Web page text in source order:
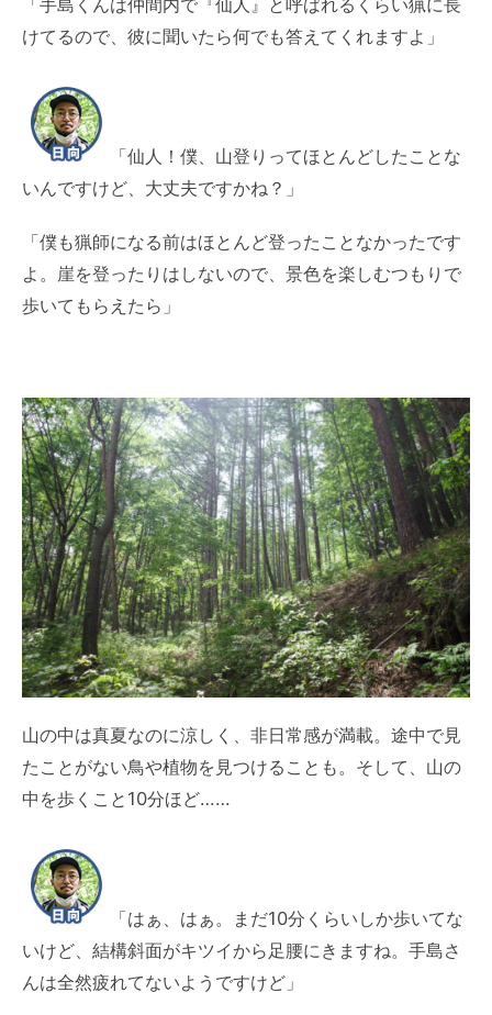
「手島くんは仲間内で『仙人』と呼ばれるくらい猟に長
けてるので、彼に聞いたら何でも答えてくれますよ」
「仙人！僕、山登りってほとんどしたことな
いんですけど、大丈夫ですかね？」
「僕も猟師になる前はほとんど登ったことなかったです
よ。崖を登ったりはしないので、景色を楽しむつもりで
歩いてもらえたら」
山の中は真夏なのに涼しく、非日常感が満載。途中で見
たことがない鳥や植物を見つけることも。そして、山の
中を歩くこと10分ほど……
「はぁ、はぁ。まだ10分くらいしか歩いてな
いけど、結構斜面がキツイから足腰にきますね。手島さ
んは全然疲れてないようですけど」